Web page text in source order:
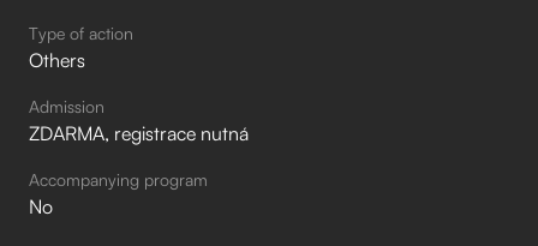
Type of action
Others
Admission
ZDARMA, registrace nutná
Accompanying program
No